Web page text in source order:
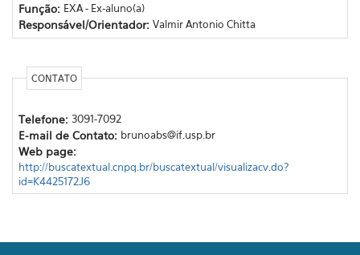
Função: EXA - Ex-aluno(a)
Responsável/Orientador: Valmir Antonio Chitta
CONTATO
Telefone: 3091-7092
E-mail de Contato: brunoabs@if.usp.br
Web page:
http://buscatextual.cnpq.br/buscatextual/visualizacv.do?
id=K4425172J6